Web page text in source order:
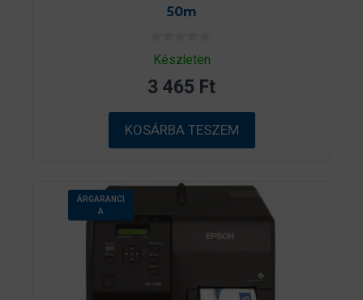
50m
0
a
5
b
ő
l
Készleten
3 465 Ft
KOSÁRBA TESZEM
ÁRGARANCI
A